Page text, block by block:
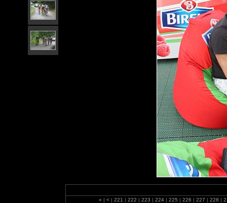
« | < | 221 | 222 | 223 | 224 | 225 | 226 | 227 | 228 |